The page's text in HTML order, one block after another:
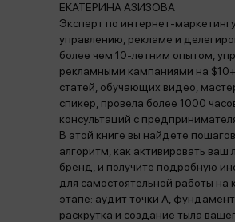
ЕКАТЕРИНА АЗИЗОВА
Эксперт по интернет-
управлению, рекламе и
более чем 10-летним опытом,
рекламными кампаниями на
статей, обучающих видео,
спикер, провела более 1000
консультаций с
В этой книге вы найдете
алгоритм, как активировать ваш
бренд, и получите подробную
для самостоятельной работы
этапе: аудит точки А,
раскрутка и создание тыла